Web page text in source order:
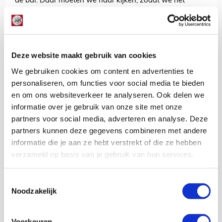
Deze website maakt gebruik van cookies
We gebruiken cookies om content en advertenties te
personaliseren, om functies voor social media te bieden
en om ons websiteverkeer te analyseren. Ook delen we
informatie over je gebruik van onze site met onze
partners voor social media, adverteren en analyse. Deze
partners kunnen deze gegevens combineren met andere
informatie die je aan ze hebt verstrekt of die ze hebben
verzameld op basis van je gebruik van hun services.
Noodzakelijk
Hato beaamt dat AEK het Ajax bij vlagen lastig maakte,
kansen word je niet blij, maar de winst is het
allerbelangrijkste.”
AANBEVOLEN
Akpom: ‘Ik had de bal mee
naar huis kunnen nemen…’
Jordy Haak
Bekijk alle berichten van Jordy Haak